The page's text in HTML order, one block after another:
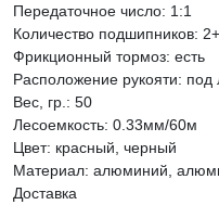
Передаточное число: 1:1
Количество подшипников:
Фрикционный тормоз: есть
Расположение рукояти: под
Вес, гр. : 50
Лесоемкость: 0.33мм/60м
Цвет: красный, черный
Материал: алюминий,
Доставка